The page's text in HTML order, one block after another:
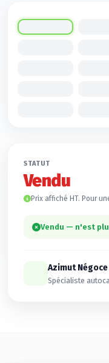
STATUT
Vendu
Prix affiché HT. Pour
Vendu — n'est
Azimut Négoce
Spécialiste